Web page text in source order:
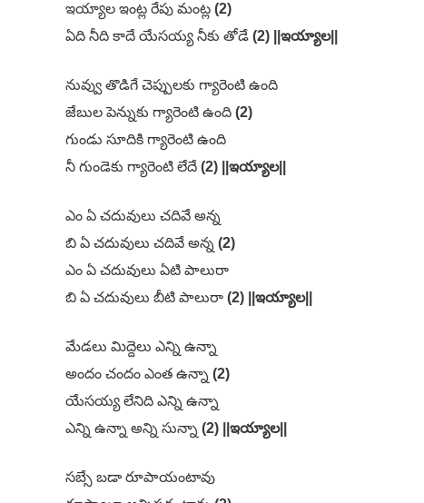
ఇయ్యాల ఇంట్ల రేపు మంట్ల (2)
ఏది నీది కాదే యేసయ్య నీకు తోడే (2) ||ఇయ్యాల||
నువ్వు తొడిగే చెప్పులకు గ్యారెంటి ఉంది
జేబుల పెన్నుకు గ్యారెంటి ఉంది (2)
గుండు సూదికి గ్యారెంటి ఉంది
నీ గుండెకు గ్యారెంటి లేదే (2) ||ఇయ్యాల||
ఎం ఏ చదువులు చదివే అన్న
బి ఏ చదువులు చదివే అన్న (2)
ఎం ఏ చదువులు ఏటి పాలురా
బి ఏ చదువులు బీటి పాలురా (2) ||ఇయ్యాల||
మేడలు మిద్దెలు ఎన్ని ఉన్నా
అందం చందం ఎంత ఉన్నా (2)
యేసయ్య లేనిది ఎన్ని ఉన్నా
ఎన్ని ఉన్నా అన్ని సున్నా (2) ||ఇయ్యాల||
సబ్సే బడా రూపాయంటావు